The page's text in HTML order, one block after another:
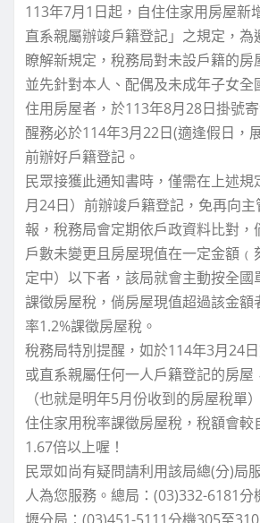
113年7月1日起，自住住家用房屋新
直系親屬辦竣戶籍登記」之規定，為
瞭解新規定，稅務局對未設戶籍的房
並先針對本人、配偶及未成年子女全
住用房屋者，於113年8月28日掛號
醒務必於114年3月22日(適逢假日，
前辦好戶籍登記。
民眾接獲此通知書時，僅需在上述規
月24日）前辦竣戶籍登記，免再向
報，稅務局會定期依戶政資料比對，
戶數未變更且房屋現值在一定金額﹙
定中）以下者，該局就會主動按全國
課徵房屋稅，倘房屋現值超過該金額
率1.2%課徵房屋稅。
稅務局特別提醒，如於114年3月24
或直系親屬任何一人戶籍登記的房屋
（也就是明年5月份收到的房屋稅單
住住家用稅率課徵房屋稅，稅額會較
1.67倍以上喔！
民眾如尚有疑問請利用該局總(分)局
人為您服務。總局：(03)332-6181